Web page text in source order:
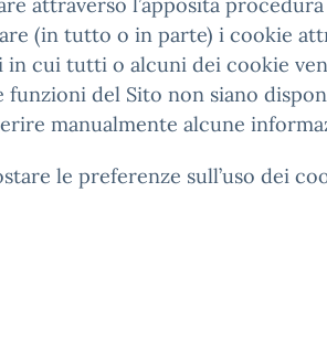
(in tutto o in parte) i cookie
in cui tutti o alcuni dei cookie
del Sito non siano
manualmente alcune
le preferenze sull’uso dei